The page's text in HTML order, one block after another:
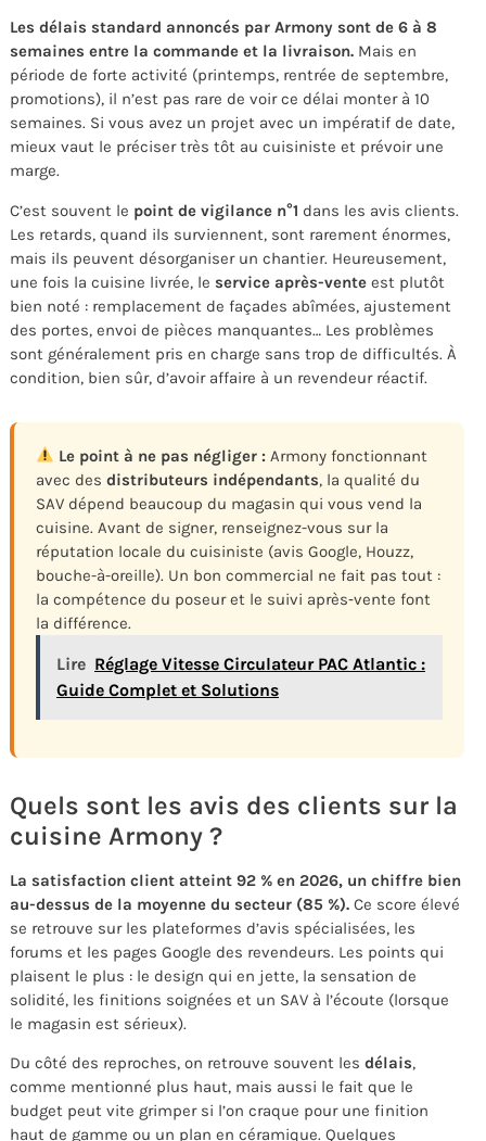
Les délais standard annoncés par Armony sont de 6 à 8
semaines entre la commande et la livraison. Mais en
période de forte activité (printemps, rentrée de septembre,
promotions), il n’est pas rare de voir ce délai monter à 10
semaines. Si vous avez un projet avec un impératif de date,
mieux vaut le préciser très tôt au cuisiniste et prévoir une
marge.
C’est souvent le point de vigilance n°1 dans les avis clients.
Les retards, quand ils surviennent, sont rarement énormes,
mais ils peuvent désorganiser un chantier. Heureusement,
une fois la cuisine livrée, le service après-vente est plutôt
bien noté : remplacement de façades abîmées, ajustement
des portes, envoi de pièces manquantes… Les problèmes
sont généralement pris en charge sans trop de difficultés. À
condition, bien sûr, d’avoir affaire à un revendeur réactif.
Le point à ne pas négliger : Armony fonctionnant
avec des distributeurs indépendants, la qualité du
SAV dépend beaucoup du magasin qui vous vend la
cuisine. Avant de signer, renseignez-vous sur la
réputation locale du cuisiniste (avis Google, Houzz,
bouche-à-oreille). Un bon commercial ne fait pas tout :
la compétence du poseur et le suivi après‑vente font
la différence.
Lire Réglage Vitesse Circulateur PAC Atlantic :
Guide Complet et Solutions
Quels sont les avis des clients sur la
cuisine Armony ?
La satisfaction client atteint 92 % en 2026, un chiffre bien
au-dessus de la moyenne du secteur (85 %). Ce score élevé
se retrouve sur les plateformes d’avis spécialisées, les
forums et les pages Google des revendeurs. Les points qui
plaisent le plus : le design qui en jette, la sensation de
solidité, les finitions soignées et un SAV à l’écoute (lorsque
le magasin est sérieux).
Du côté des reproches, on retrouve souvent les délais,
comme mentionné plus haut, mais aussi le fait que le
budget peut vite grimper si l’on craque pour une finition
haut de gamme ou un plan en céramique. Quelques